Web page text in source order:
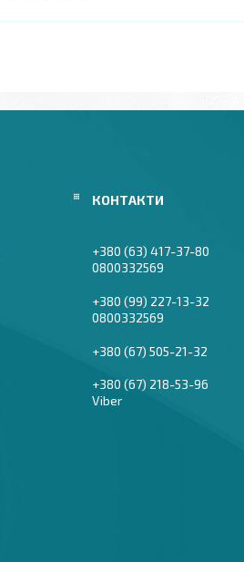
+380 (63) 417-37-80
0800332569
+380 (99) 227-13-32
0800332569
+380 (67) 505-21-32
+380 (67) 218-53-96
Viber